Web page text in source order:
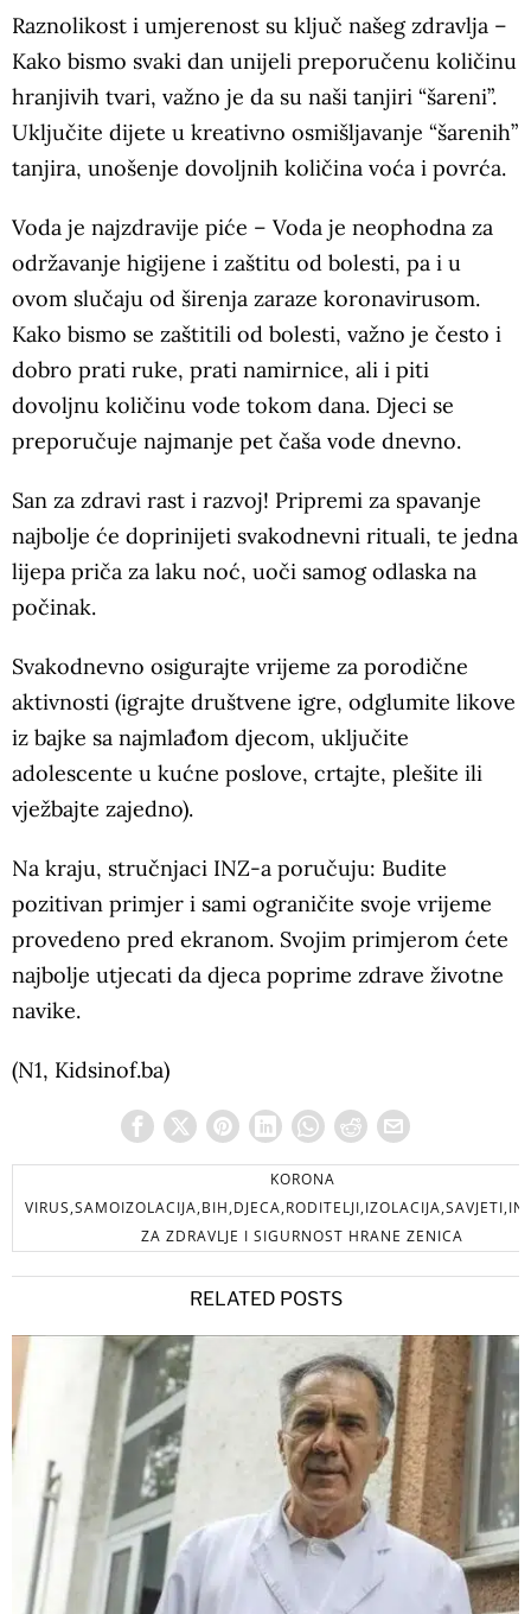
Raznolikost i umjerenost su ključ našeg zdravlja –
Kako bismo svaki dan unijeli preporučenu količinu
hranjivih tvari, važno je da su naši tanjiri “šareni”.
Uključite dijete u kreativno osmišljavanje “šarenih”
tanjira, unošenje dovoljnih količina voća i povrća.
Voda je najzdravije piće – Voda je neophodna za
održavanje higijene i zaštitu od bolesti, pa i u
ovom slučaju od širenja zaraze koronavirusom.
Kako bismo se zaštitili od bolesti, važno je često i
dobro prati ruke, prati namirnice, ali i piti
dovoljnu količinu vode tokom dana. Djeci se
preporučuje najmanje pet čaša vode dnevno.
San za zdravi rast i razvoj! Pripremi za spavanje
najbolje će doprinijeti svakodnevni rituali, te jedna
lijepa priča za laku noć, uoči samog odlaska na
počinak.
Svakodnevno osigurajte vrijeme za porodične
aktivnosti (igrajte društvene igre, odglumite likove
iz bajke sa najmlađom djecom, uključite
adolescente u kućne poslove, crtajte, plešite ili
vježbajte zajedno).
Na kraju, stručnjaci INZ-a poručuju: Budite
pozitivan primjer i sami ograničite svoje vrijeme
provedeno pred ekranom. Svojim primjerom ćete
najbolje utjecati da djeca poprime zdrave životne
navike.
(N1, Kidsinof.ba)
KORONA
ZA ZDRAVLJE I SIGURNOST HRANE ZENICA
RELATED POSTS